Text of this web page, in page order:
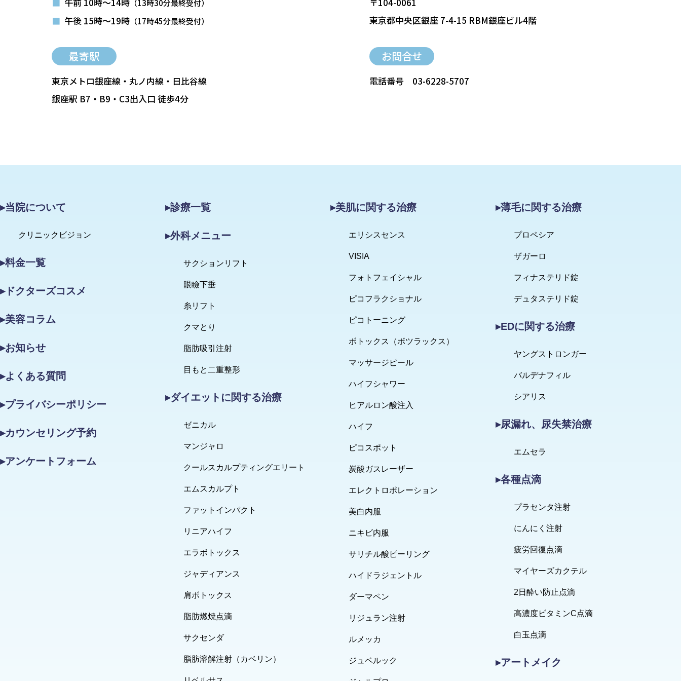
（13時30分最終受付）
■ 午後 15時～19時 （17時45分最終受付）
東京都中央区銀座 7-4-15 RBM銀座ビル4階
最寄駅
東京メトロ銀座線・丸ノ内線・日比谷線
銀座駅 B7・B9・C3出入口 徒歩4分
お問合せ
電話番号 03-6228-5707
▸当院について
クリニックビジョン
▸料金一覧
▸ドクターズコスメ
▸美容コラム
▸お知らせ
▸よくある質問
▸プライバシーポリシー
▸カウンセリング予約
▸アンケートフォーム
▸診療一覧
▸外科メニュー
サクションリフト
眼瞼下垂
糸リフト
クマとり
脂肪吸引注射
目もと二重整形
▸ダイエットに関する治療
ゼニカル
マンジャロ
クールスカルプティングエリート
エムスカルプト
ファットインパクト
リニアハイフ
エラボトックス
ジャディアンス
肩ボトックス
脂肪燃焼点滴
サクセンダ
脂肪溶解注射（カベリン）
▸美肌に関する治療
エリシスセンス
VISIA
フォトフェイシャル
ピコフラクショナル
ピコトーニング
ボトックス（ボツラックス）
マッサージピール
ハイフシャワー
ヒアルロン酸注入
ハイフ
ピコスポット
炭酸ガスレーザー
エレクトロポレーション
美白内服
ニキビ内服
サリチル酸ピーリング
ハイドラジェントル
ダーマペン
リジュラン注射
ルメッカ
ジュベルック
▸薄毛に関する治療
プロペシア
ザガーロ
フィナステリド錠
デュタステリド錠
▸EDに関する治療
ヤングストロンガー
バルデナフィル
シアリス
▸尿漏れ、尿失禁治療
エムセラ
▸各種点滴
プラセンタ注射
にんにく注射
疲労回復点滴
マイヤーズカクテル
2日酔い防止点滴
高濃度ビタミンC点滴
白玉点滴
▸アートメイク